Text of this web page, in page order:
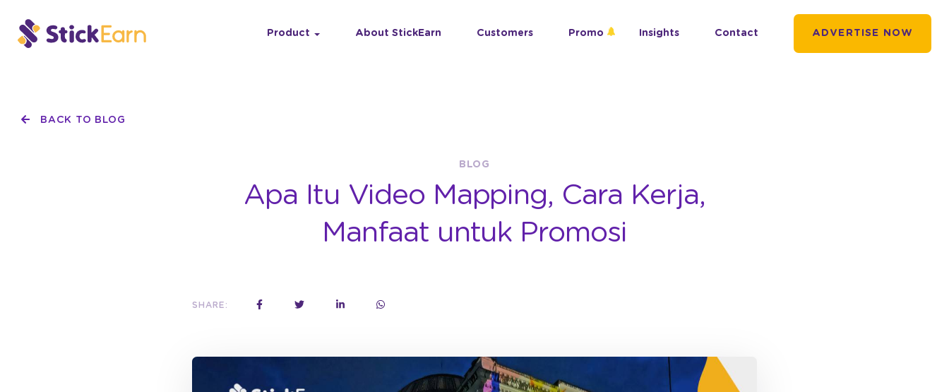
Product About StickEarn Customers Promo Insights Contact ADVERTISE NOW
BACK TO BLOG
BLOG
Apa Itu Video Mapping, Cara Kerja,
Manfaat untuk Promosi
SHARE: